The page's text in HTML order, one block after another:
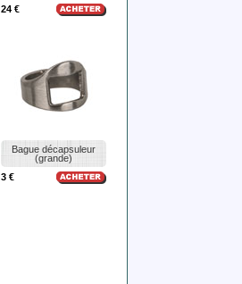
24 €
Bague décapsuleur
(grande)
3 €